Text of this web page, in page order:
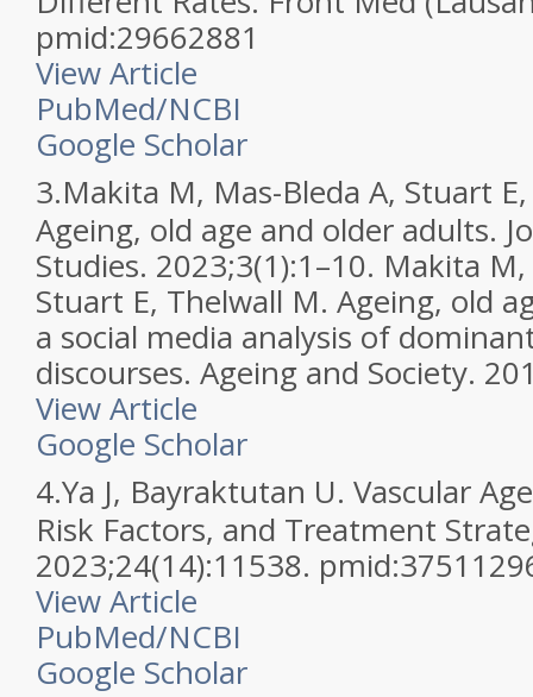
pmid:29662881
View Article
PubMed/NCBI
Google Scholar
3.Makita M, Mas-Bleda A, Stuart
Ageing, old age and older adults.
Studies. 2023;3(1):1–10. Makita
Stuart E, Thelwall M. Ageing, old
a social media analysis of
discourses. Ageing and Society.
View Article
Google Scholar
4.Ya J, Bayraktutan U. Vascular
Risk Factors, and Treatment
2023;24(14):11538.
View Article
PubMed/NCBI
Google Scholar